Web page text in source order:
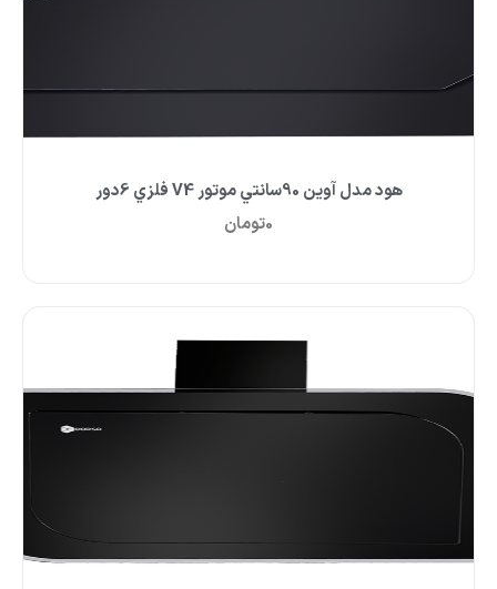
هود مدل آوين 90سانتي موتور V4 فلزي 6دور
0تومان